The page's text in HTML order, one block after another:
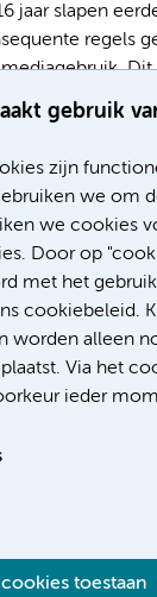
gebruik
zijn
we om
we cookies
Door op
met het
cookiebeleid.
worden alleen
Via het
ieder
toestaan
jaar slapen
regels
Dit
dat een
regels voor
Meer